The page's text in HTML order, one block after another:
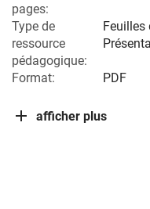
pages:
Type de
ressource
pédagogique:
Feuilles
Format: PDF
afficher plus